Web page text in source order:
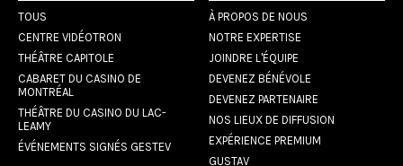
TOUS
CENTRE VIDÉOTRON
THÉÂTRE CAPITOLE
CABARET DU CASINO DE
MONTRÉAL
THÉÂTRE DU CASINO DU LAC-
LEAMY
ÉVÉNEMENTS SIGNÉS GESTEV
À PROPOS DE NOUS
NOTRE EXPERTISE
JOINDRE L'ÉQUIPE
DEVENEZ BÉNÉVOLE
DEVENEZ PARTENAIRE
NOS LIEUX DE DIFFUSION
EXPÉRIENCE PREMIUM
GUSTAV